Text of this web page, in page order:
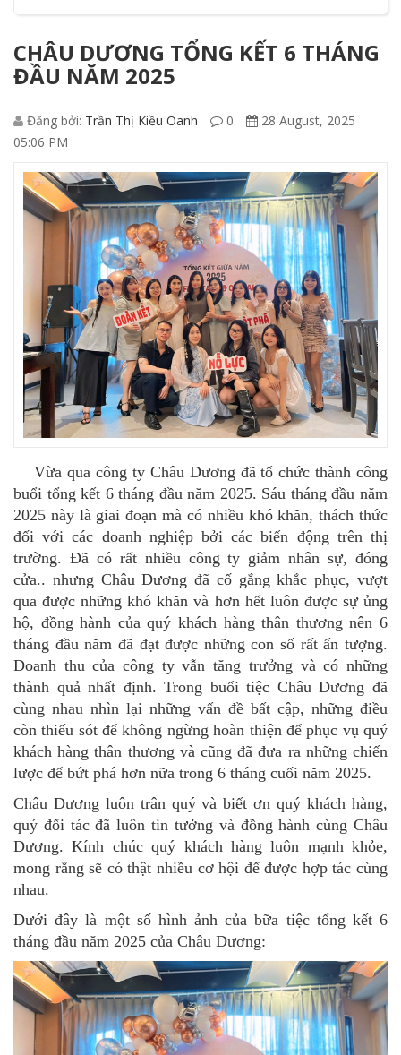
CHÂU DƯƠNG TỔNG KẾT 6 THÁNG
ĐẦU NĂM 2025
Đăng bởi: Trần Thị Kiều Oanh 0
28 August, 2025
05:06 PM
Vừa qua công ty Châu Dương đã tổ chức thành công
buổi tổng kết 6 tháng đầu năm 2025. Sáu tháng đầu năm
2025 này là giai đoạn mà có nhiều khó khăn, thách thức
đối với các doanh nghiệp bởi các biến động trên thị
trường. Đã có rất nhiều công ty giảm nhân sự, đóng
cửa.. nhưng Châu Dương đã cố gắng khắc phục, vượt
qua được những khó khăn và hơn hết luôn được sự ủng
hộ, đồng hành của quý khách hàng thân thương nên 6
tháng đầu năm đã đạt được những con số rất ấn tượng.
Doanh thu của công ty vẫn tăng trưởng và có những
thành quả nhất định. Trong buổi tiệc Châu Dương đã
cùng nhau nhìn lại những vấn đề bất cập, những điều
còn thiếu sót để không ngừng hoàn thiện để phục vụ quý
khách hàng thân thương và cũng đã đưa ra những chiến
lược để bứt phá hơn nữa trong 6 tháng cuối năm 2025.
Châu Dương luôn trân quý và biết ơn quý khách hàng,
quý đối tác đã luôn tin tưởng và đồng hành cùng Châu
Dương. Kính chúc quý khách hàng luôn mạnh khỏe,
mong rằng sẽ có thật nhiều cơ hội để được hợp tác cùng
nhau.
Dưới đây là một số hình ảnh của bữa tiệc tổng kết 6
tháng đầu năm 2025 của Châu Dương: